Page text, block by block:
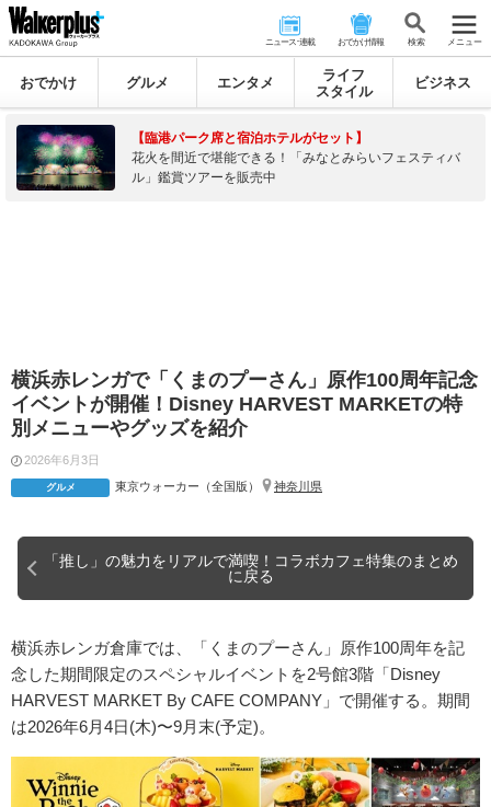
ニュース･連載 おでかけ情報 検 索 メニュー
おでかけ グルメ エンタメ
ライフ
スタイル
ビジネス
【臨港パーク席と宿泊ホテルがセット】
花火を間近で堪能できる！「みなとみらいフェスティバ
ル」鑑賞ツアーを販売中
横浜赤レンガで「くまのプーさん」原作100周年記念
イベントが開催！Disney HARVEST MARKETの特
別メニューやグッズを紹介
2026年6月3日
グルメ 東京ウォーカー（全国版） 神奈川県
「推し」の魅力をリアルで満喫！コラボカフェ特集のまとめ
に戻る
横浜赤レンガ倉庫では、「くまのプーさん」原作100周年を記
念した期間限定のスペシャルイベントを2号館3階「Disney
HARVEST MARKET By CAFE COMPANY」で開催する。期間
は2026年6月4日(木)〜9月末(予定)。